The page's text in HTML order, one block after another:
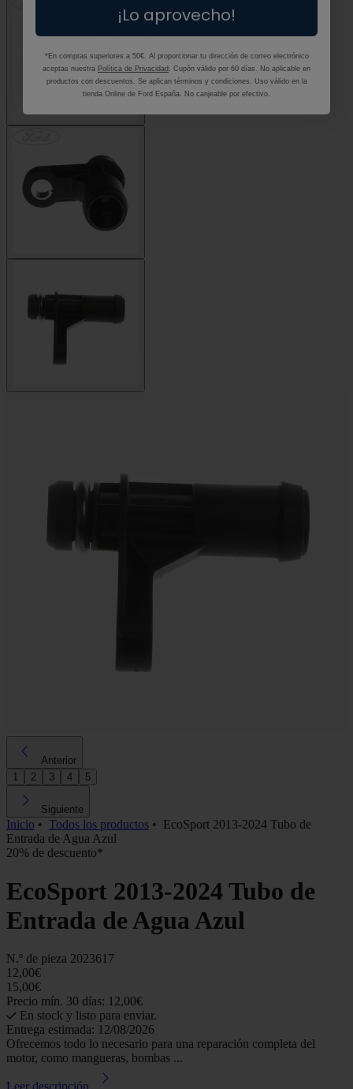
Anterior
1
2 3 4 5
Siguiente
Inicio • Todos los productos • EcoSport 2013-2024 Tubo de
Entrada de Agua Azul
20% de descuento*
EcoSport 2013-2024 Tubo de
Entrada de Agua Azul
N.º de pieza 2023617
12,00€
15,00€
Precio mín. 30 días: 12,00€
En stock y listo para enviar.
Entrega estimada: 12/08/2026
Ofrecemos todo lo necesario para una reparación completa del
motor, como mangueras, bombas ...
¡Lo aprovecho!
*En compras superiores a 50€. Al proporcionar tu dirección de correo electrónico
aceptas nuestra Política de Privacidad . Cupón válido por 60 días. No aplicable en
productos con descuentos. Se aplican términos y condiciones. Uso válido en la
tienda Online de Ford España. No canjeable por efectivo.